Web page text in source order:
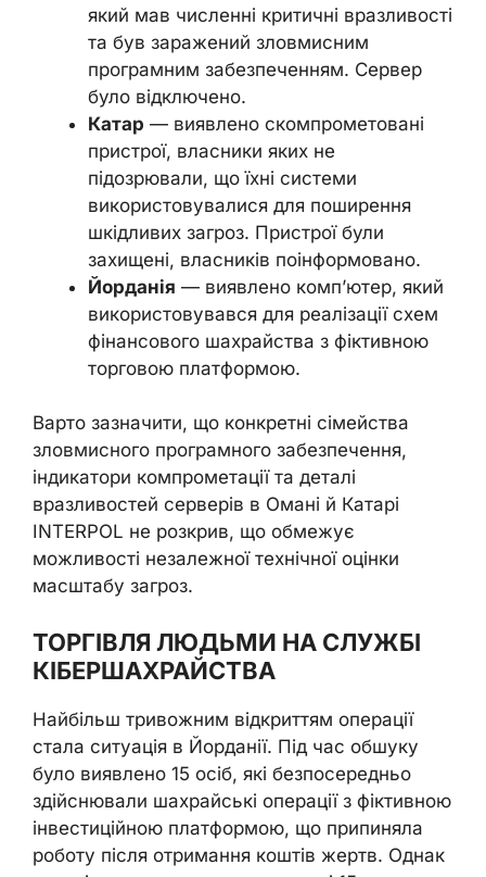
який мав численні критичні вразливості
та був заражений зловмисним
програмним забезпеченням. Сервер
було відключено.
Катар — виявлено скомпрометовані
пристрої, власники яких не
підозрювали, що їхні системи
використовувалися для поширення
шкідливих загроз. Пристрої були
захищені, власників поінформовано.
Йорданія — виявлено комп’ютер, який
використовувався для реалізації схем
фінансового шахрайства з фіктивною
торговою платформою.
Варто зазначити, що конкретні сімейства
зловмисного програмного забезпечення,
індикатори компрометації та деталі
вразливостей серверів в Омані й Катарі
INTERPOL не розкрив, що обмежує
можливості незалежної технічної оцінки
масштабу загроз.
ТОРГІВЛЯ ЛЮДЬМИ НА СЛУЖБІ
КІБЕРШАХРАЙСТВА
Найбільш тривожним відкриттям операції
стала ситуація в Йорданії. Під час обшуку
було виявлено 15 осіб, які безпосередньо
здійснювали шахрайські операції з фіктивною
інвестиційною платформою, що припиняла
роботу після отримання коштів жертв. Однак